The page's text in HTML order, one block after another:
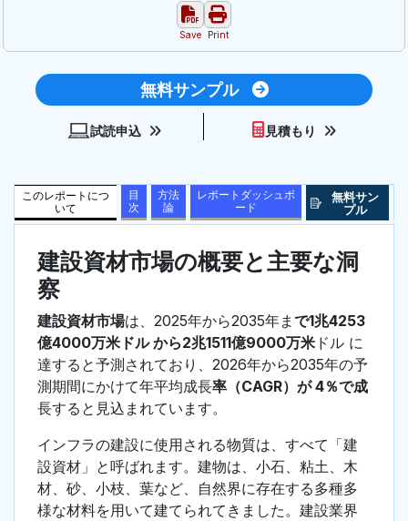
Save Print
無料サンプル
試読申込 見積もり
このレポートにつ
いて
目
次
方法
論
レポートダッシュボ
ード
無料サン
プル
建設資材市場の概要と主要な洞
察
建設資材市場は、2025年から2035年ま で1兆4253
億4000万米ドル から2兆1511億9000万米 ドル に
達すると予測されており、2026年から2035年の予
測期間にかけて年平均成長率（CAGR）が 4％で成
長すると見込まれています。
インフラの建設に使用される物質は、すべて「建
設資材」と呼ばれます。建物は、小石、粘土、木
材、砂、小枝、葉など、自然界に存在する多種多
様な材料を用いて建てられてきました。建設業界